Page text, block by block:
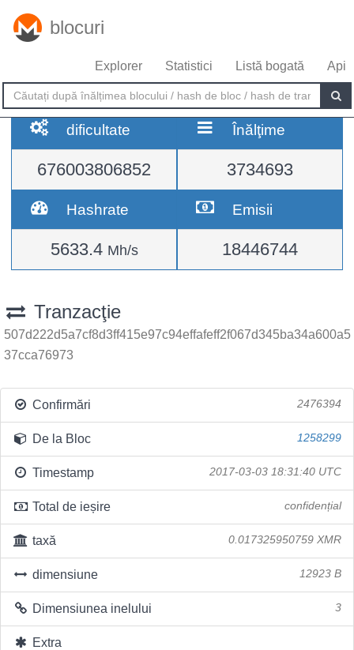
blocuri
Explorer Statistici Listă bogată Api
dificultate
676003806852
Înălţime
3734693
Hashrate
5633.4 Mh/s
Emisii
18446744
Tranzacţie
507d222d5a7cf8d3ff415e97c94effafeff2f067d345ba34a600a5
37cca76973
Confirmări 2476394
De la Bloc 1258299
Timestamp 2017-03-03 18:31:40 UTC
Total de ieșire confidențial
taxă 0.017325950759 XMR
dimensiune 12923 B
Dimensiunea inelului 3
Extra